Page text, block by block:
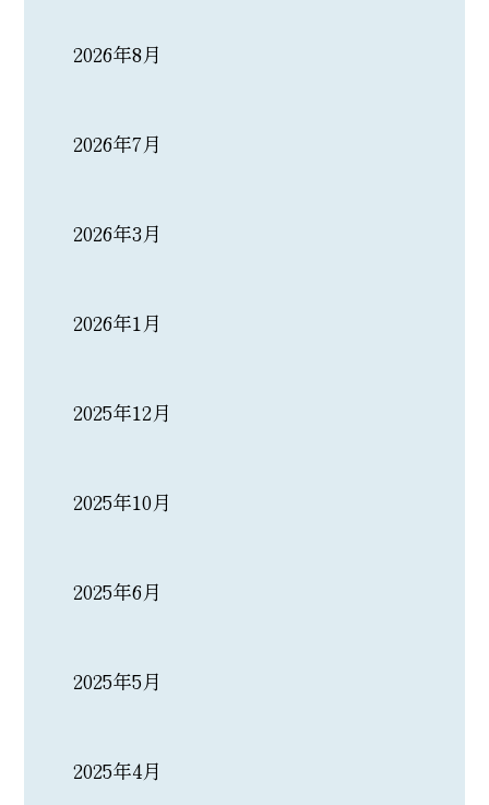
2026年8月
2026年7月
2026年3月
2026年1月
2025年12月
2025年10月
2025年6月
2025年5月
2025年4月